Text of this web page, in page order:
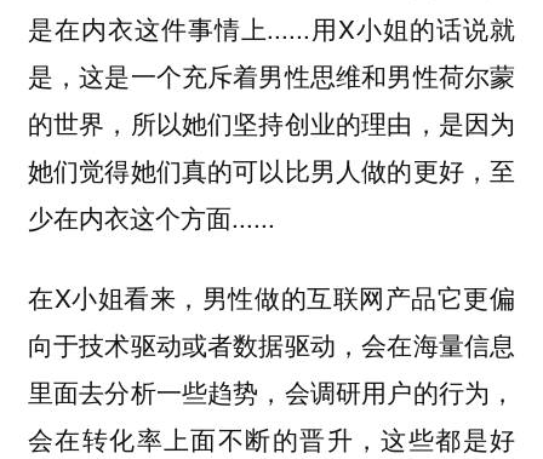
是在内衣这件事情上......用X小姐的话说就
是，这是一个充斥着男性思维和男性荷尔蒙
的世界，所以她们坚持创业的理由，是因为
她们觉得她们真的可以比男人做的更好，至
少在内衣这个方面......
在X小姐看来，男性做的互联网产品它更偏
向于技术驱动或者数据驱动，会在海量信息
里面去分析一些趋势，会调研用户的行为，
会在转化率上面不断的晋升，这些都是好